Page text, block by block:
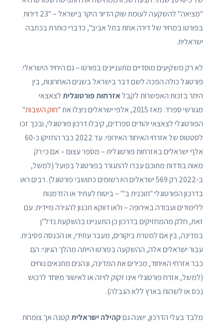
"מציאה" להשקעה לעומת שוק הדיור היקר בישראל – "23 דירות
בפורטו במחיר של דירה אחת בתל אביב", כדברי כותרת בכתבה
ישראלית.
לא רק משקיעים מוסדיים מתעניינים בפורטו – גם היחיד הישראלי.
פורטוגל כולה הפכה לשם דבר בישראל בשנים האחרונות, בין
היתר בזכות האפשרות לקבלאזרחות פורטוגליתלצאצאי
מגורשי ספרד. מאז 2015, אלפי ישראלים ניצלו את "
חוק השבות"
הפורטוגלי לצאצאי יהודים ספרדים, קיבלו דרכון פורטוגלי, ובכך זכו
לסטטוס של אזרחי האיחוד האירופי. עד 2022 כבר החזיקו כ-60
אלף ישראלים באזרחות פורטוגלית – מספר עצום – אם כי רק
מאות בודדות מתוכם עברו להתגורר בפורטוגל בפועל (למשל,
ב-2022 רק 569 ישראלים היו רשומים כתושבי פורטוגל). רבים ראו
בדרכון הפורטוגלי "תוכנית ב'" – ביטוח לעתיד או הזדמנות
ללימודים ועבודה באירופה – ולאו דווקא תכנון להגירה מיידית. עם
זאת, חלק מהמחזיקים בדרכון כן התעניינו בהשקעת נדל"ן
במדינה, בין אם למטרת ביקורים, מעבר עתידי, או הכנסה פסיבית.
עבור ישראלים אלה, ההשקעה בפורטו הייתה מהלך הגיוני: הם
כבר אזרחי האיחוד, מכירים את המדינה, ונהנים מתנאים נוחים
(למשל, אזרח פורטוגלי אינו זקוק לויזה או לאישור מיוחד לרכוש
נכס או לשהות בארץ ללא הגבלה).
מלבד בעלי הדרכון, ישנה גםקהילה ישראליתקטנה אך צומחת